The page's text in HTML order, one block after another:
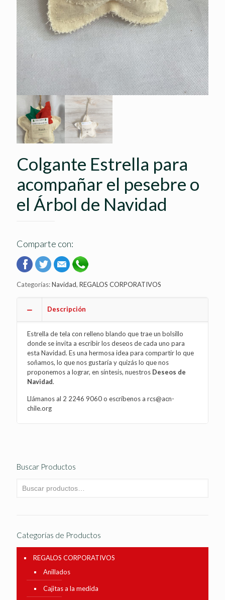
Colgante Estrella para
acompañar el pesebre o
el Árbol de Navidad
Comparte con:
Categorías:Navidad, REGALOS CORPORATIVOS
Descripción
Estrella de tela con relleno blando que trae un bolsillo
donde se invita a escribir los deseos de cada uno para
esta Navidad. Es una hermosa idea para compartir lo que
soñamos, lo que nos gustaría y quizás lo que nos
proponemos a lograr, en síntesis, nuestros Deseos de
Navidad.
Llámanos al 2 2246 9060 o escríbenos a rcs@acn-
chile.org
Buscar Productos
Categorías de Productos
REGALOS CORPORATIVOS
Anillados
Cajitas a la medida